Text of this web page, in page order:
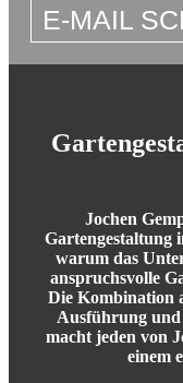
E-MAIL
Jochen
Gartengestaltung
warum das
anspruchsvolle
Die Kombination
Ausführung und
macht jeden von
einem